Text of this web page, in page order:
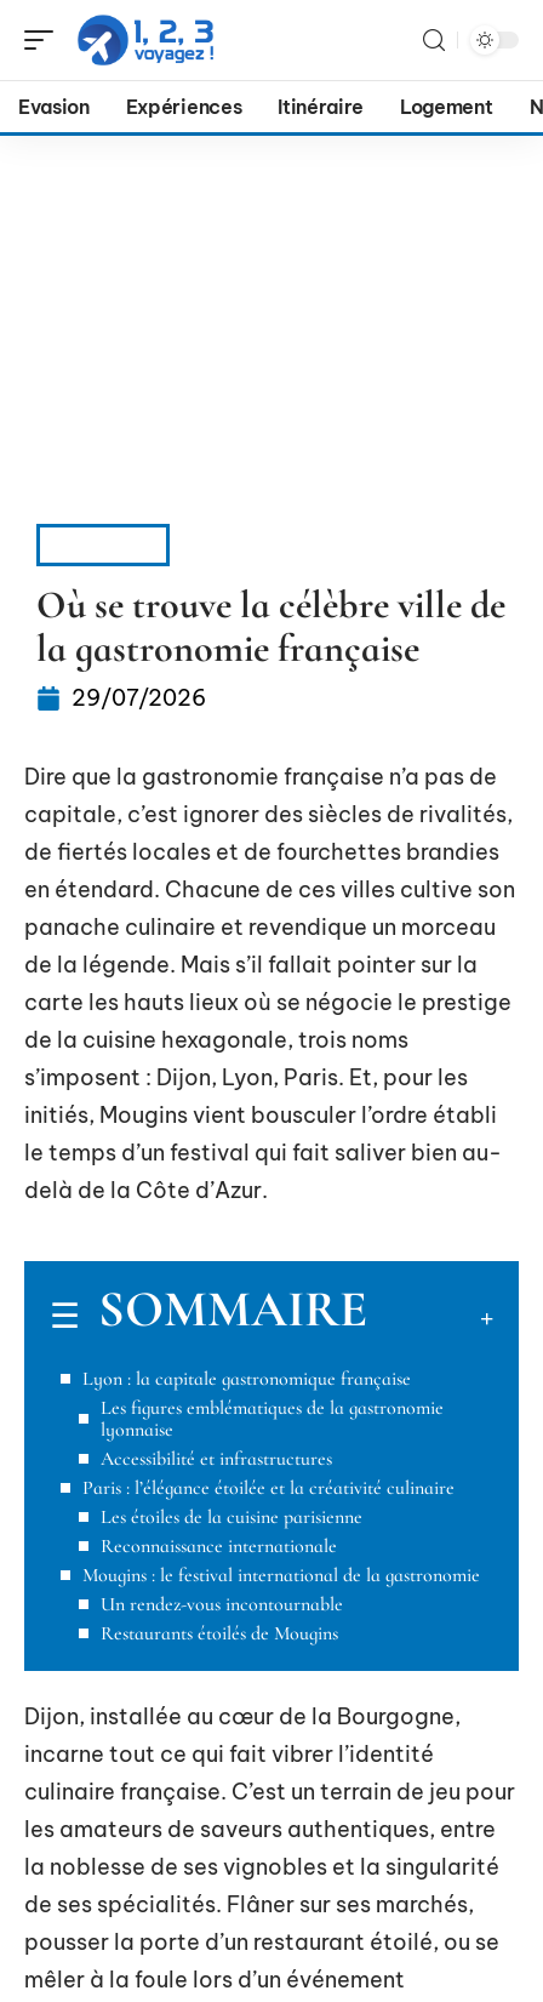
Evasion Expériences Itinéraire Logement
Où se trouve la célèbre ville de
la gastronomie française
29/07/2026
Dire que la gastronomie française n’a pas de
capitale, c’est ignorer des siècles de rivalités,
de fiertés locales et de fourchettes brandies
en étendard. Chacune de ces villes cultive son
panache culinaire et revendique un morceau
de la légende. Mais s’il fallait pointer sur la
carte les hauts lieux où se négocie le prestige
de la cuisine hexagonale, trois noms
s’imposent : Dijon, Lyon, Paris. Et, pour les
initiés, Mougins vient bousculer l’ordre établi
le temps d’un festival qui fait saliver bien au-
delà de la Côte d’Azur.
SOMMAIRE
Lyon : la capitale gastronomique française
Les figures emblématiques de la gastronomie
lyonnaise
Accessibilité et infrastructures
Paris : l’élégance étoilée et la créativité culinaire
Les étoiles de la cuisine parisienne
Reconnaissance internationale
Mougins : le festival international de la gastronomie
Un rendez-vous incontournable
Restaurants étoilés de Mougins
Dijon, installée au cœur de la Bourgogne,
incarne tout ce qui fait vibrer l’identité
culinaire française. C’est un terrain de jeu pour
les amateurs de saveurs authentiques, entre
la noblesse de ses vignobles et la singularité
de ses spécialités. Flâner sur ses marchés,
pousser la porte d’un restaurant étoilé, ou se
mêler à la foule lors d’un événement